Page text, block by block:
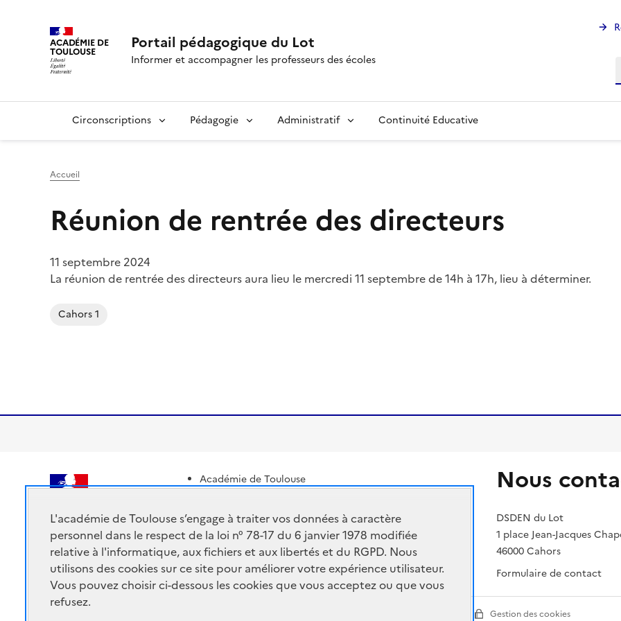
ACADÉMIE DE
TOULOUSE Portail pédagogique du Lot
Informer et accompagner les professeurs des écoles
Circonscriptions Pédagogie Administratif Continuité Educative
Accueil
Réunion de rentrée des directeurs
11 septembre 2024
La réunion de rentrée des directeurs aura lieu le mercredi 11 septembre de 14h à 17h, lieu à déterminer.
Cahors 1
TOULOUSE
Académie de Toulouse
Ministère de l'enseignement supérieur et de la recherche
Portail Pédagogique Académique
Nous
DSDEN du Lot
1 place Jean-Jacques
46000 Cahors
Formulaire de contact
Gestion des cookies
L'académie de Toulouse s’engage à traiter vos données à caractère
personnel dans le respect de la loi n° 78-17 du 6 janvier 1978 modifiée
relative à l'informatique, aux fichiers et aux libertés et du RGPD. Nous
utilisons des cookies sur ce site pour améliorer votre expérience utilisateur.
Vous pouvez choisir ci-dessous les cookies que vous acceptez ou que vous
refusez.